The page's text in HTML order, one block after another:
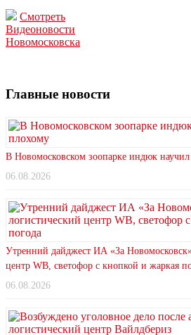
Смотреть
Видеоновости
Новомосковска
Главные новости
В Новомосковском зоопарке индюк
06.08.2026
Утренний дайджест ИА «За
центр WB, светофор с кнопкой и жаркая
06.08.2026